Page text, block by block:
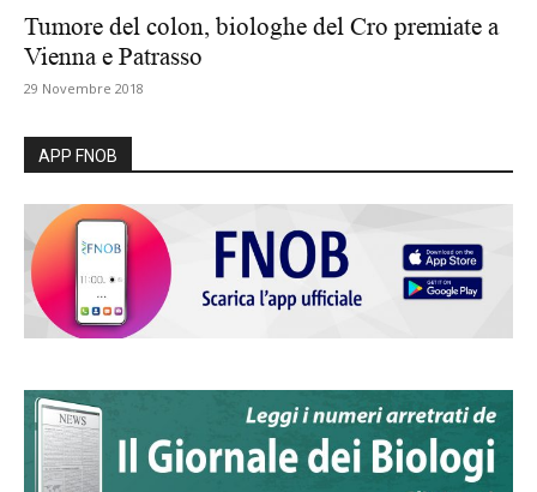
Tumore del colon, biologhe del Cro premiate a
Vienna e Patrasso
29 Novembre 2018
APP FNOB